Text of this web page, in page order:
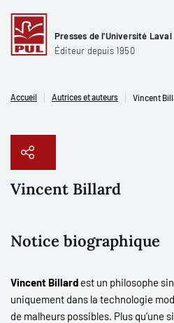
Presses de l'Université Laval
Éditeur depuis 1950
Accueil Autrices et auteurs Vincent
Vincent Billard
Notice biographique
Vincent Billard est un philosophe
uniquement dans la technologie
de malheurs possibles. Plus qu’une